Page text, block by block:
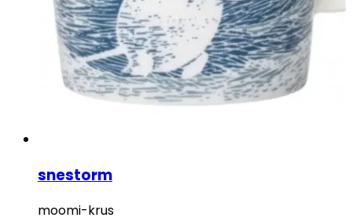
snestorm
moomi-krus